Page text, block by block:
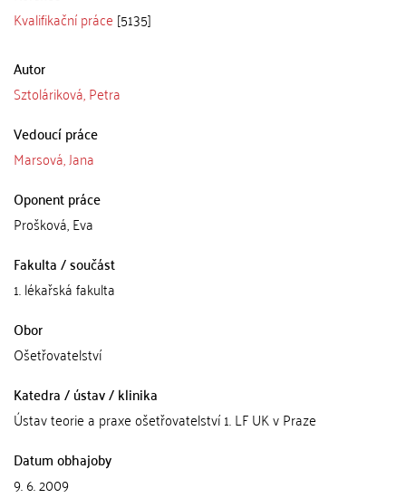
Kvalifikační práce [5135]
Autor
Sztoláriková, Petra
Vedoucí práce
Marsová, Jana
Oponent práce
Prošková, Eva
Fakulta / součást
1. lékařská fakulta
Obor
Ošetřovatelství
Katedra / ústav / klinika
Ústav teorie a praxe ošetřovatelství 1. LF UK v Praze
Datum obhajoby
9. 6. 2009